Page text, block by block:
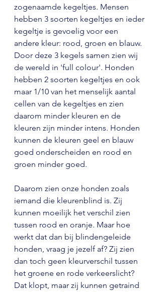
zogenaamde kegeltjes. Mensen
hebben 3 soorten kegeltjes en ieder
kegeltje is gevoelig voor een
andere kleur: rood, groen en blauw.
Door deze 3 kegels samen zien wij
de wereld in 'full colour'. Honden
hebben 2 soorten kegeltjes en ook
maar 1/10 van het menselijk aantal
cellen van de kegeltjes en zien
daarom minder kleuren en de
kleuren zijn minder intens. Honden
kunnen de kleuren geel en blauw
goed onderscheiden en rood en
groen minder goed.
Daarom zien onze honden zoals
iemand die kleurenblind is. Zij
kunnen moeilijk het verschil zien
tussen rood en oranje. Maar hoe
werkt dat dan bij blindengeleide
honden, vraag je jezelf af? Zij zien
dan toch geen kleurverschil tussen
het groene en rode verkeerslicht?
Dat klopt, maar zij kunnen getraind